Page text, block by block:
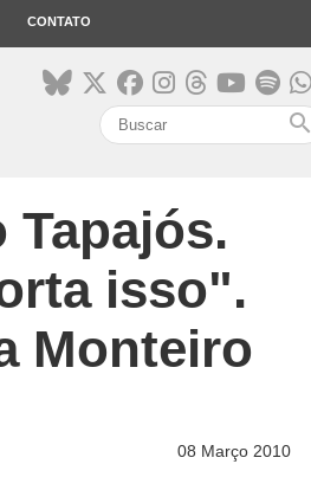
CONTATO
search
isso".
Monteiro
08 Março 2010